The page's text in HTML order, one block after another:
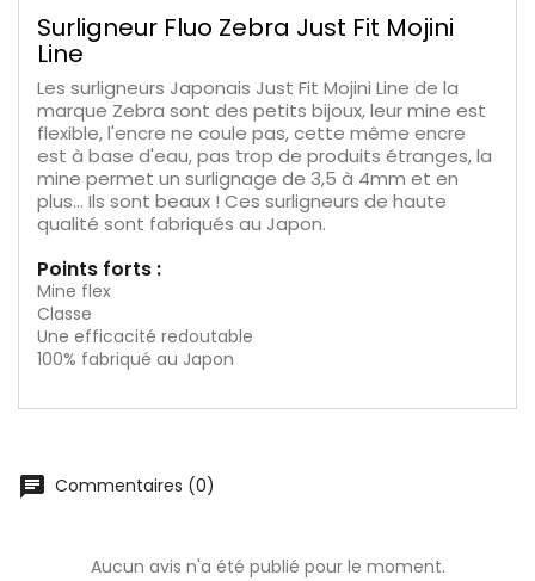
Surligneur Fluo Zebra Just Fit Mojini
Line
Les surligneurs Japonais Just Fit Mojini Line de la
marque Zebra sont des petits bijoux, leur mine est
flexible, l'encre ne coule pas, cette même encre
est à base d'eau, pas trop de produits étranges, la
mine permet un surlignage de 3,5 à 4mm et en
plus... Ils sont beaux ! Ces surligneurs de haute
qualité sont fabriqués au Japon.
Points forts :
Mine flex
Classe
Une efficacité redoutable
100% fabriqué au Japon
chat Commentaires (0)
Aucun avis n'a été publié pour le moment.